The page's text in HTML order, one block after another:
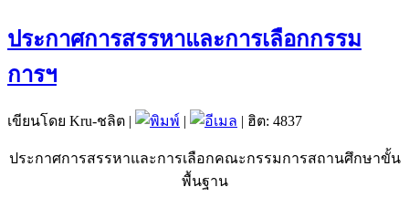
ประกาศการสรรหาและการเลือกกรรม
การฯ
เขียนโดย Kru-ชลิต | ฮิต: 4837
ประกาศการสรรหาและการเลือกคณะกรรมการสถานศึกษาขั้น
พื้นฐาน